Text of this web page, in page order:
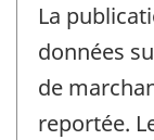
référence
de
-
La
données
de
reportée.